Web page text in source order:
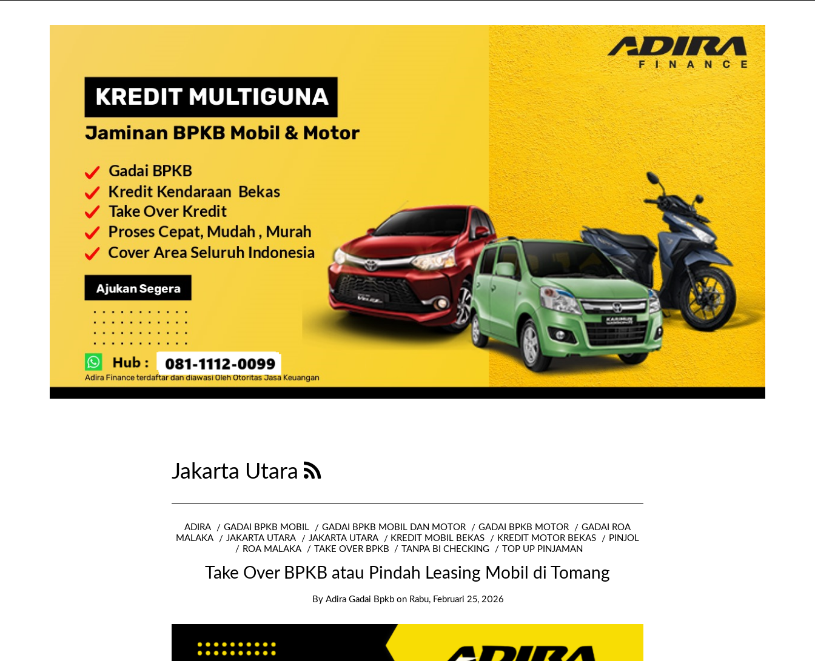
Jakarta Utara
ADIRA GADAI BPKB MOBIL GADAI BPKB MOBIL DAN MOTOR GADAI BPKB MOTOR
GADAI ROA
MALAKA
JAKARTA UTARA JAKARTA UTARA KREDIT MOBIL BEKAS KREDIT MOTOR BEKAS
PINJOL
ROA MALAKA
TAKE OVER BPKB TANPA BI CHECKING TOP UP PINJAMAN
Take Over BPKB atau Pindah Leasing Mobil di Tomang
By Adira Gadai Bpkb on Rabu, Februari 25, 2026